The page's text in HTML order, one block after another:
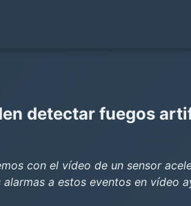
detectar fuegos
con el vídeo de un sensor
alarmas a estos eventos en vídeo